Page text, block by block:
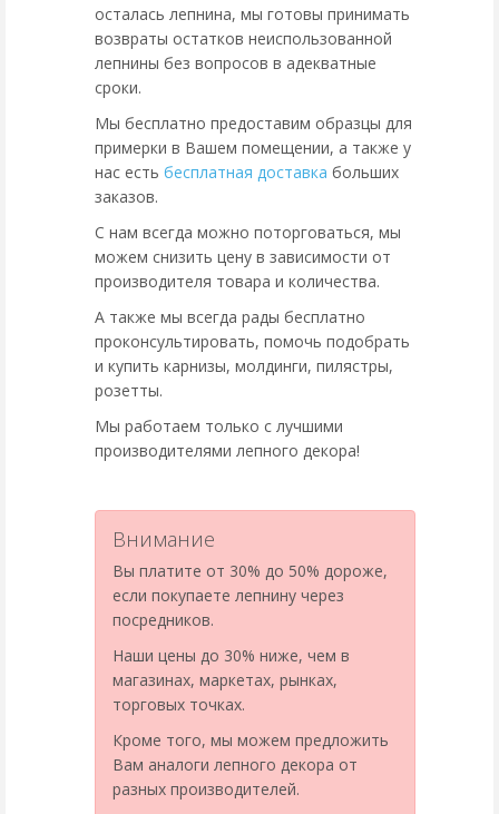
осталась лепнина, мы готовы принимать
возвраты остатков неиспользованной
лепнины без вопросов в адекватные
сроки.
Мы бесплатно предоставим образцы для
примерки в Вашем помещении, а также у
нас есть бесплатная доставка больших
заказов.
С нам всегда можно поторговаться, мы
можем снизить цену в зависимости от
производителя товара и количества.
А также мы всегда рады бесплатно
проконсультировать, помочь подобрать
и купить карнизы, молдинги, пилястры,
розетты.
Мы работаем только с лучшими
производителями лепного декора!
Внимание
Вы платите от 30% до 50% дороже,
если покупаете лепнину через
посредников.
Наши цены до 30% ниже, чем в
магазинах, маркетах, рынках,
торговых точках.
Кроме того, мы можем предложить
Вам аналоги лепного декора от
разных производителей.